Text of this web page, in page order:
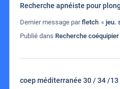
Recherche apnéiste pour
Dernier message parfletch « jeu.
Publié dans Recherche coéquipier
coep méditerranée 30 / 34 /13